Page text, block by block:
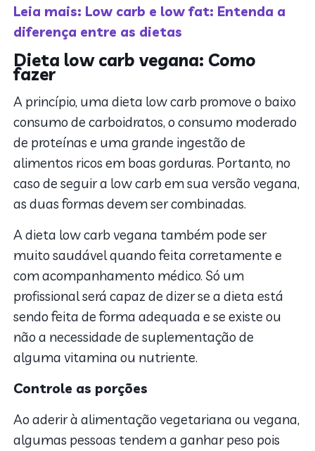
Leia mais: Low carb e low fat: Entenda a
diferença entre as dietas
Dieta low carb vegana: Como
fazer
A princípio, uma dieta low carb promove o baixo
consumo de carboidratos, o consumo moderado
de proteínas e uma grande ingestão de
alimentos ricos em boas gorduras. Portanto, no
caso de seguir a low carb em sua versão vegana,
as duas formas devem ser combinadas.
A dieta low carb vegana também pode ser
muito saudável quando feita corretamente e
com acompanhamento médico. Só um
profissional será capaz de dizer se a dieta está
sendo feita de forma adequada e se existe ou
não a necessidade de suplementação de
alguma vitamina ou nutriente.
Controle as porções
Ao aderir à alimentação vegetariana ou vegana,
algumas pessoas tendem a ganhar peso pois